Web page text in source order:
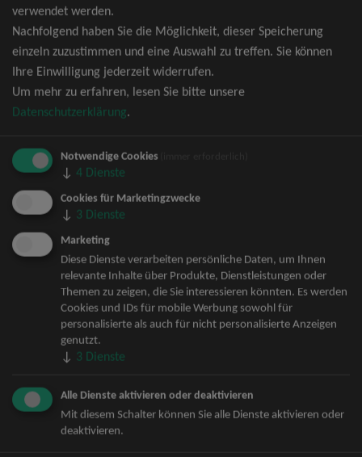
André Rieu Tickets
David Garrett Tickets
Andrea Berg Tickets
Backstreet Boys Tickets
Unheilig Tickets
Santiano Tickets
Bryan Adams Tickets
Andreas Gabalier Tickets
Die Fantastischen Vier Tickets
Herbert Grönemeyer Tickets
Deep Purple Tickets
Howard Carpendale Tickets
Jan Delay & Disko No.1 Tickets
Pur Tickets
Bob Dylan Tickets
Mark Forster Tickets
The Prodigy Tickets
Niedeckens BAP Tickets
Judas Priest Tickets
verwendet werden.
Nachfolgend haben Sie die Möglichkeit, dieser Speicherung
einzeln zuzustimmen und eine Auswahl zu treffen. Sie können
Ihre Einwilligung jederzeit widerrufen.
Um mehr zu erfahren, lesen Sie bitte unsere
Datenschutzerklärung.
Notwendige Cookies
↓ 4 Dienste
Cookies für Marketingzwecke
↓ 3 Dienste
Marketing
Diese Dienste verarbeiten persönliche Daten, um Ihnen
relevante Inhalte über Produkte, Dienstleistungen oder
Themen zu zeigen, die Sie interessieren könnten. Es werden
Cookies und IDs für mobile Werbung sowohl für
personalisierte als auch für nicht personalisierte Anzeigen
genutzt.
↓ 3 Dienste
Alle Dienste aktivieren oder deaktivieren
Mit diesem Schalter können Sie alle Dienste aktivieren oder
deaktivieren.